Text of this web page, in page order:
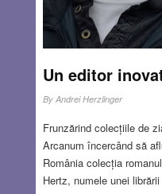
Un editor
By Andrei Herzlinger
Frunzărind colecțiile de
Arcanum încercând să
România colecția
Hertz, numele unei